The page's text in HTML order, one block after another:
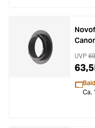
UVP
Ca.